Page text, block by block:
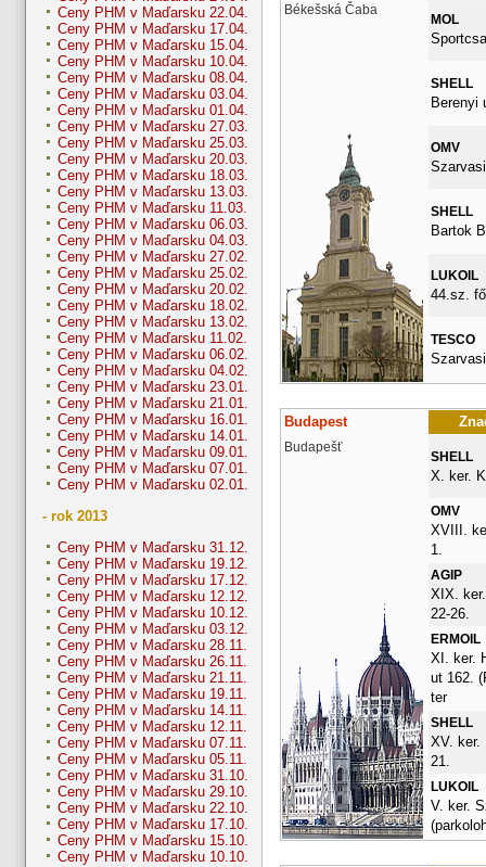
Ceny PHM v Maďarsku 22.04.
Ceny PHM v Maďarsku 17.04.
Ceny PHM v Maďarsku 15.04.
Ceny PHM v Maďarsku 10.04.
Ceny PHM v Maďarsku 08.04.
Ceny PHM v Maďarsku 03.04.
Ceny PHM v Maďarsku 01.04.
Ceny PHM v Maďarsku 27.03.
Ceny PHM v Maďarsku 25.03.
Ceny PHM v Maďarsku 20.03.
Ceny PHM v Maďarsku 18.03.
Ceny PHM v Maďarsku 13.03.
Ceny PHM v Maďarsku 11.03.
Ceny PHM v Maďarsku 06.03.
Ceny PHM v Maďarsku 04.03.
Ceny PHM v Maďarsku 27.02.
Ceny PHM v Maďarsku 25.02.
Ceny PHM v Maďarsku 20.02.
Ceny PHM v Maďarsku 18.02.
Ceny PHM v Maďarsku 13.02.
Ceny PHM v Maďarsku 11.02.
Ceny PHM v Maďarsku 06.02.
Ceny PHM v Maďarsku 04.02.
Ceny PHM v Maďarsku 23.01.
Ceny PHM v Maďarsku 21.01.
Ceny PHM v Maďarsku 16.01.
Ceny PHM v Maďarsku 14.01.
Ceny PHM v Maďarsku 09.01.
Ceny PHM v Maďarsku 07.01.
Ceny PHM v Maďarsku 02.01.
- rok 2013
Ceny PHM v Maďarsku 31.12.
Ceny PHM v Maďarsku 19.12.
Ceny PHM v Maďarsku 17.12.
Ceny PHM v Maďarsku 12.12.
Ceny PHM v Maďarsku 10.12.
Ceny PHM v Maďarsku 03.12.
Ceny PHM v Maďarsku 28.11.
Ceny PHM v Maďarsku 26.11.
Ceny PHM v Maďarsku 21.11.
Ceny PHM v Maďarsku 19.11.
Ceny PHM v Maďarsku 14.11.
Ceny PHM v Maďarsku 12.11.
Ceny PHM v Maďarsku 07.11.
Ceny PHM v Maďarsku 05.11.
Ceny PHM v Maďarsku 31.10.
Ceny PHM v Maďarsku 29.10.
Ceny PHM v Maďarsku 22.10.
Ceny PHM v Maďarsku 17.10.
Ceny PHM v Maďarsku 15.10.
Ceny PHM v Maďarsku 10.10.
Békešská Čaba
MOL
SHELL
Berenyi
OMV
SHELL
Bartok
LUKOIL
44.sz.
TESCO
Budapest
Budapešť
SHELL
X. ker.
OMV
XVIII.
1.
AGIP
XIX.
22-26.
ERMOIL
XI. ker.
ut 162.
ter
SHELL
XV. ker.
21.
LUKOIL
V. ker.